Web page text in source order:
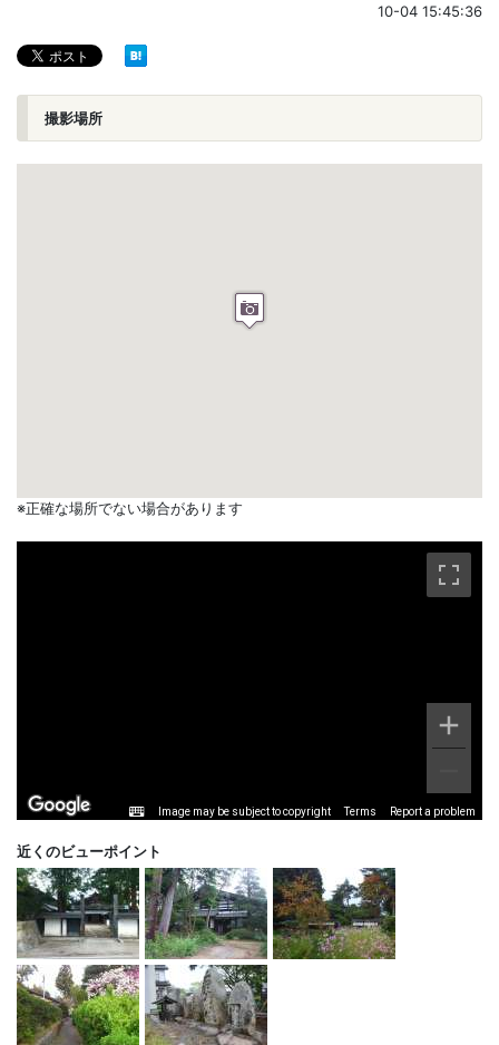
10-04 15:45:36
撮影場所
※正確な場所でない場合があります
Image may be subject to copyright Terms Report a problem
近くのビューポイント